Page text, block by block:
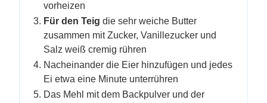
vorheizen
Für den Teig die sehr weiche Butter
zusammen mit Zucker, Vanillezucker und
Salz weiß cremig rühren
Nacheinander die Eier hinzufügen und jedes
Ei etwa eine Minute unterrühren
Das Mehl mit dem Backpulver und der